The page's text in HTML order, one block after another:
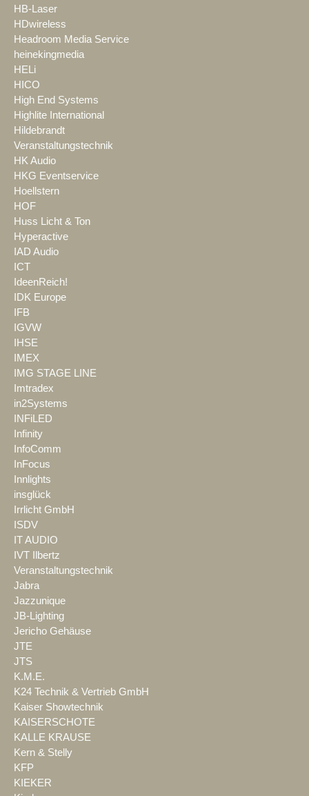
HB-Laser
HDwireless
Headroom Media Service
heinekingmedia
HELi
HICO
High End Systems
Highlite International
Hildebrandt
Veranstaltungstechnik
HK Audio
HKG Eventservice
Hoellstern
HOF
Huss Licht & Ton
Hyperactive
IAD Audio
ICT
IdeenReich!
IDK Europe
IFB
IGVW
IHSE
IMEX
IMG STAGE LINE
Imtradex
in2Systems
INFiLED
Infinity
InfoComm
InFocus
Innlights
insglück
Irrlicht GmbH
ISDV
IT AUDIO
IVT Ilbertz
Veranstaltungstechnik
Jabra
Jazzunique
JB-Lighting
Jericho Gehäuse
JTE
JTS
K.M.E.
K24 Technik & Vertrieb GmbH
Kaiser Showtechnik
KAISERSCHOTE
KALLE KRAUSE
Kern & Stelly
KFP
KIEKER